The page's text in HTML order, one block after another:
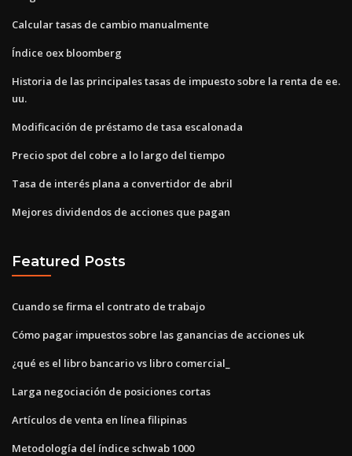
Calcular tasas de cambio manualmente
Índice oex bloomberg
Historia de las principales tasas de impuesto sobre la renta de ee.
uu.
Modificación de préstamo de tasa escalonada
Precio spot del cobre a lo largo del tiempo
Tasa de interés plana a convertidor de abril
Mejores dividendos de acciones que pagan
Featured Posts
Cuando se firma el contrato de trabajo
Cómo pagar impuestos sobre las ganancias de acciones uk
¿qué es el libro bancario vs libro comercial_
Larga negociación de posiciones cortas
Artículos de venta en línea filipinas
Metodología del índice schwab 1000